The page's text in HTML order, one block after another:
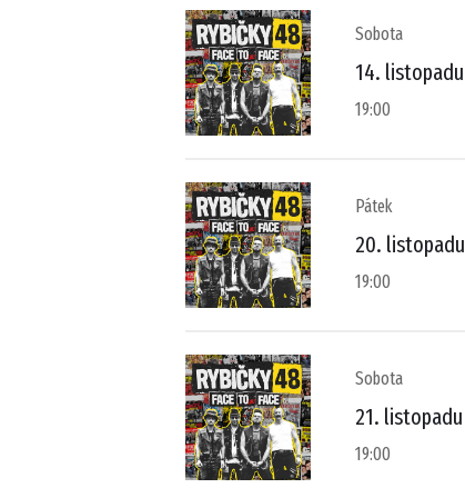
Sobota
14. listopadu
19:00
Pátek
20. listopadu
19:00
Sobota
21. listopadu
19:00